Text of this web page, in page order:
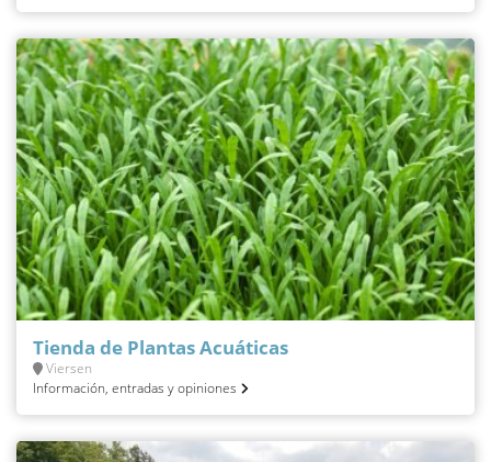
Tienda de Plantas Acuáticas
Viersen
Información, entradas y opiniones